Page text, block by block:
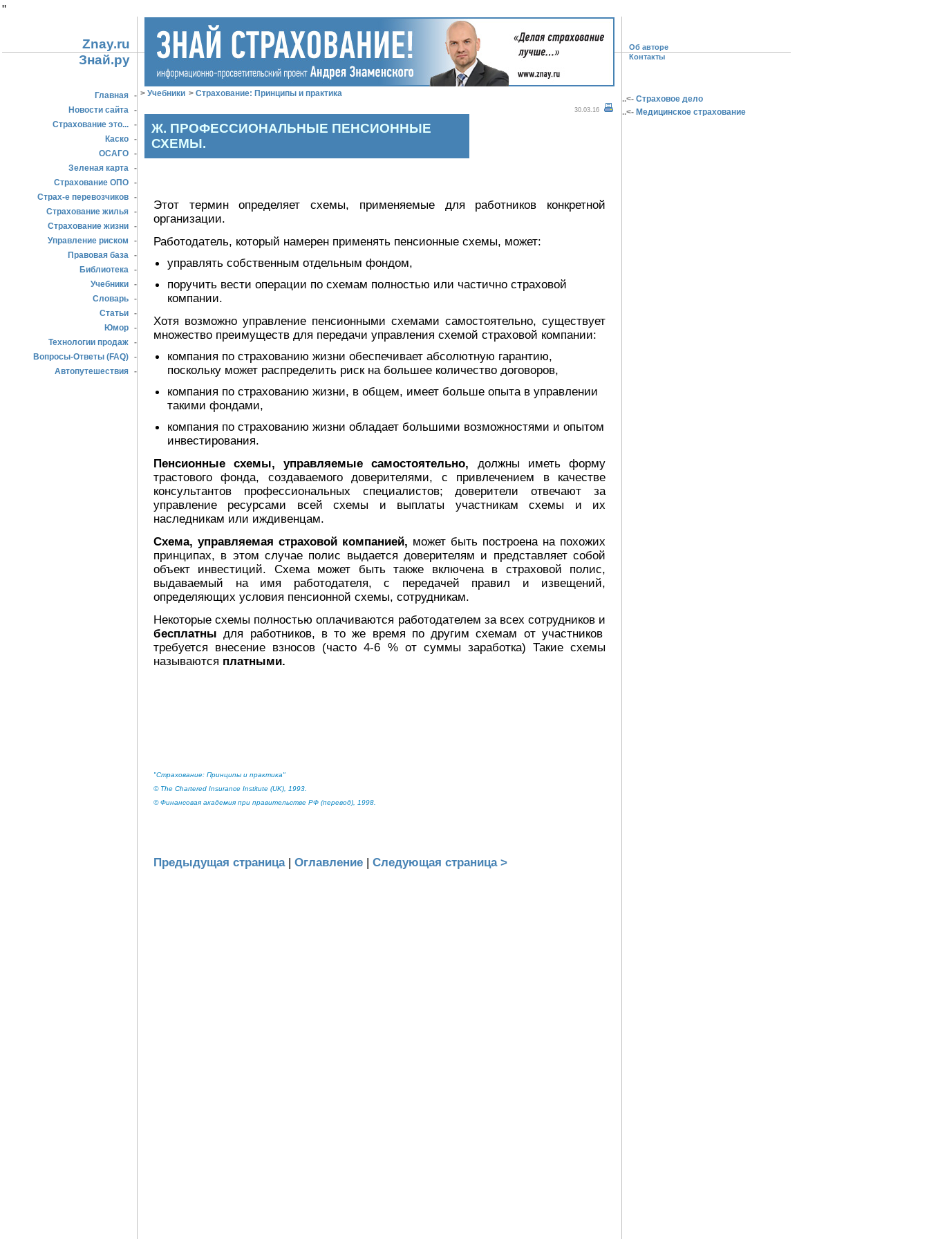
"
Znay.ru Об авторе
Знай.ру Контакты
Главная -
Новости сайта -
Страхование это... -
Каско -
ОСАГО -
Зеленая карта -
Страхование ОПО -
Страх-е перевозчиков -
Страхование жилья -
Страхование жизни -
Управление риском
-
Правовая база -
Библиотека -
Учебники -
Словарь -
Статьи -
Юмор -
Технологии продаж -
Вопросы-Ответы (FAQ) -
Автопутешествия -
> Учебники > Страхование: Принципы и практика
..<- Страховое дело
..<- Медицинское страхование
Ж. ПРОФЕССИОНАЛЬНЫЕ ПЕНСИОННЫЕ
СХЕМЫ.
30.03.16
Этот термин определяет схемы, применяемые для работников конкретной
организации.
Работодатель, который намерен применять пенсионные схемы, может:
управлять собственным отдельным фондом,
поручить вести операции по схемам полностью или частично страховой
компании.
Хотя возможно управление пенсионными схемами самостоятельно, существует
множество преимуществ для передачи управления схемой страховой компании:
компания по страхованию жизни обеспечивает абсолютную гарантию,
поскольку может распределить риск на большее количество договоров,
компания по страхованию жизни, в общем, имеет больше опыта в управлении
такими фондами,
компания по страхованию жизни обладает большими возможностями и опытом
инвестирования.
Пенсионные схемы, управляемые самостоятельно, должны иметь форму
трастового фонда, создаваемого доверителями, с привлечением в качестве
консультантов профессиональных специалистов; доверители отвечают за
управление ресурсами всей схемы и выплаты участникам схемы и их
наследникам или иждивенцам.
Схема, управляемая страховой компанией, может быть построена на похожих
принципах, в этом случае полис выдается доверителям и представляет собой
объект инвестиций. Схема может быть также включена в страховой полис,
выдаваемый на имя работодателя, с передачей правил и извещений,
определяющих условия пенсионной схемы, сотрудникам.
Некоторые схемы полностью оплачиваются работодателем за всех сотрудников и
бесплатны для работников, в то же время по другим схемам от участников
требуется внесение взносов (часто 4-6 % от суммы заработка) Такие схемы
называются платными.
"Страхование: Принципы и практика"
© The Chartered Insurance Institute (UK), 1993.
© Финансовая академия при правительстве РФ (перевод), 1998.
Предыдущая страница| Оглавление | Следующая страница >